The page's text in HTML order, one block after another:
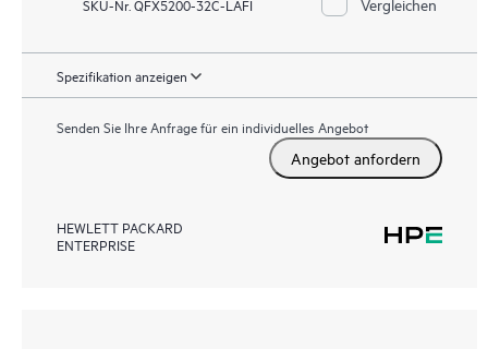
SKU-Nr. QFX5200-32C-LAFI
Spezifikation anzeigen
Senden Sie Ihre Anfrage für ein individuelles Angebot
Angebot anfordern
HEWLETT PACKARD
ENTERPRISE